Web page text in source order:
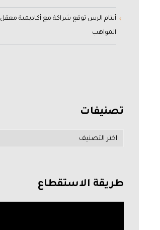
أيتام الرس توقع شراكة مع أكاديمية معقل
المواهب
تصنيفات
طريقة الاستقطاع